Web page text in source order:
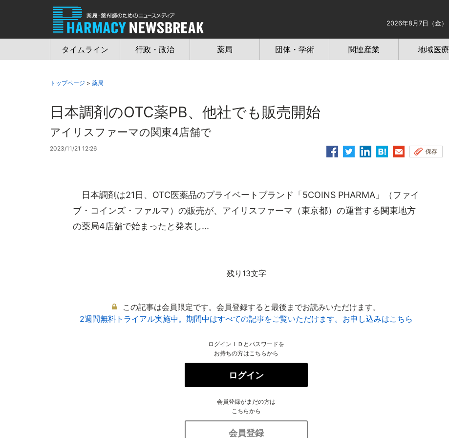
2026年8月7日（金）
タイムライン 行政・政治 薬局 団体・学術 関連産業 地域医療
トップページ > 薬局
日本調剤のOTC薬PB、他社でも販売開始
アイリスファーマの関東4店舗で
2023/11/21 12:26 保存
日本調剤は21日、OTC医薬品のプライベートブランド「5COINS PHARMA」（ファイ
ブ・コインズ・ファルマ）の販売が、アイリスファーマ（東京都）の運営する関東地方
の薬局4店舗で始まったと発表し...
残り13文字
この記事は会員限定です。会員登録すると最後までお読みいただけます。
2週間無料トライアル実施中。期間中はすべての記事をご覧いただけます。お申し込みはこちら
ログインＩＤとパスワードを
お持ちの方はこちらから
ログイン
会員登録がまだの方は
こちらから
会員登録